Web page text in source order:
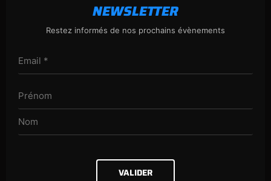
NEWSLETTER
Restez informés de nos prochains évènements
VALIDER